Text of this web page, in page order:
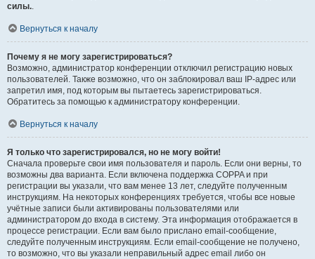
силы..
Вернуться к началу
Почему я не могу зарегистрироваться?
Возможно, администратор конференции отключил регистрацию новых
пользователей. Также возможно, что он заблокировал ваш IP-адрес или
запретил имя, под которым вы пытаетесь зарегистрироваться.
Обратитесь за помощью к администратору конференции.
Вернуться к началу
Я только что зарегистрировался, но не могу войти!
Сначала проверьте свои имя пользователя и пароль. Если они верны, то
возможны два варианта. Если включена поддержка COPPA и при
регистрации вы указали, что вам менее 13 лет, следуйте полученным
инструкциям. На некоторых конференциях требуется, чтобы все новые
учётные записи были активированы пользователями или
администратором до входа в систему. Эта информация отображается в
процессе регистрации. Если вам было прислано email-сообщение,
следуйте полученным инструкциям. Если email-сообщение не получено,
то возможно, что вы указали неправильный адрес email либо он